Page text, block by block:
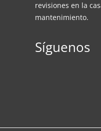
revisiones en la
mantenimiento.
Síguenos